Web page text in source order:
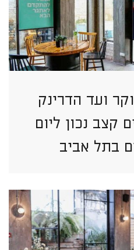
ועד הדרינק
קצב נכון ליום
בתל אביב